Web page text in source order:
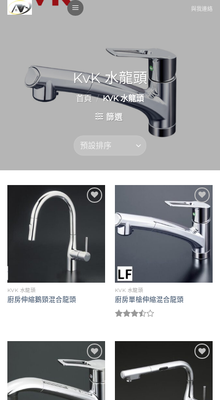
Skip
to
與我連絡
KvK 水龍頭
首頁 / KVK 水龍頭
篩選
KVK 水龍頭
廚房伸縮鵝頸混合龍頭
Add to
wishlist
KVK 水龍頭
廚房單槍伸縮混合龍頭
分 5
Add to
wishlist
Add to
wishlist